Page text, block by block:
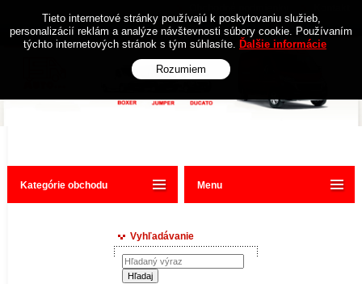
Kategórie obchodu
Vyhľadávanie
Menu
Tieto internetové stránky používajú k poskytovaniu služieb,
personalizácií reklám a analýze návštevnosti súbory cookie. Používaním
týchto internetových stránok s tým súhlasíte. Ďalšie informácie
Rozumiem